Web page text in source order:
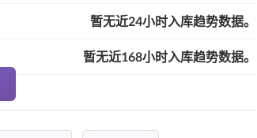
暂无近24小时入库趋势数据。
暂无近168小时入库趋势数据。